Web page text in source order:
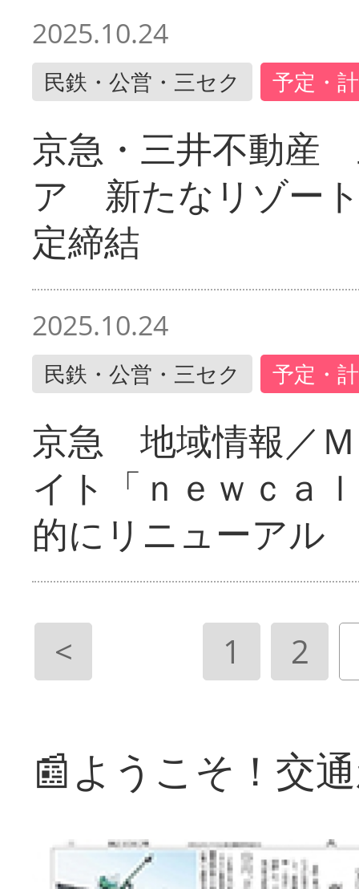
2025.10.24
民鉄・公営・三セク 予定・
京急・三井不動産
ア 新たなリゾー
定締結
2025.10.24
民鉄・公営・三セク 予定・
京急 地域情報／
イト「ｎｅｗｃａ
的にリニューアル
< 1 2
📰ようこそ！交